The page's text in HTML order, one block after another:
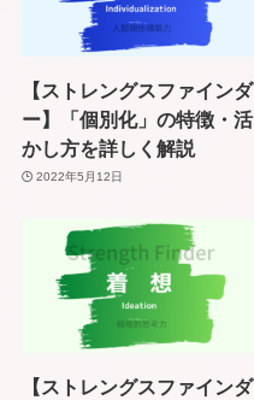
【ストレングスファインダ
ー】「個別化」の特徴・活
かし方を詳しく解説
2022年5月12日
【ストレングスファインダ